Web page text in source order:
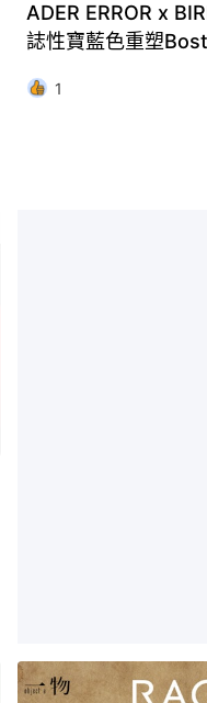
ADER ERROR x
誌性寶藍色重塑
1